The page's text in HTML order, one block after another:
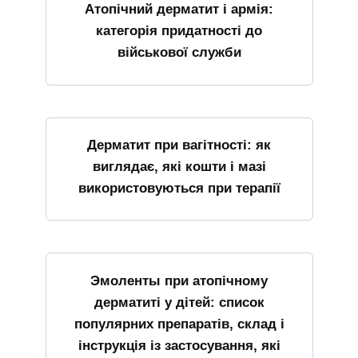
Атопічний дерматит і армія:
категорія придатності до
військової служби
Дерматит при вагітності: як
виглядає, які кошти і мазі
використовуються при терапії
Эмоленты при атопічному
дерматиті у дітей: список
популярних препаратів, склад і
інструкція із застосування, які